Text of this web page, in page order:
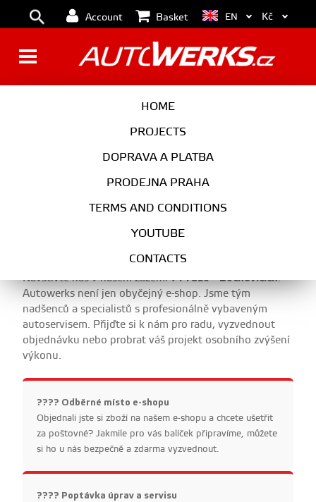
Account Basket
HOME
PROJECTS
DOPRAVA A PLATBA
PRODEJNA PRAHA
TERMS AND CONDITIONS
YOUTUBE
CONTACTS
EN Kč
PRODEJNA PRAHA
Kamenná prodejna
Autowerks Praha
Navštivte nás v našem zázemí vPraze - Běchovicích.
Autowerks není jen obyčejný e-shop. Jsme tým
nadšenců a specialistů s profesionálně vybaveným
autoservisem. Přijďte si k nám pro radu, vyzvednout
objednávku nebo probrat váš projekt osobního zvýšení
výkonu.
???? Odběrné místo e-shopu
Objednali jste si zboží na našem e-shopu a chcete ušetřit
za poštovné? Jakmile pro vás balíček připravíme, můžete
si ho u nás bezpečně a zdarma vyzvednout.
????️ Poptávka úprav a servisu